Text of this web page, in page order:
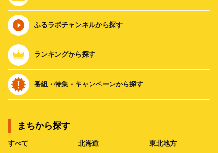
ふるラボチャンネルから探す
ランキングから探す
番組・特集・キャンペーンから探す
まちから探す
すべて 北海道 東北地方